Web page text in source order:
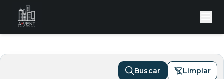
Buscar Limpiar